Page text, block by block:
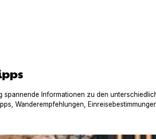
spannende Informationen zu den
Wanderempfehlungen,